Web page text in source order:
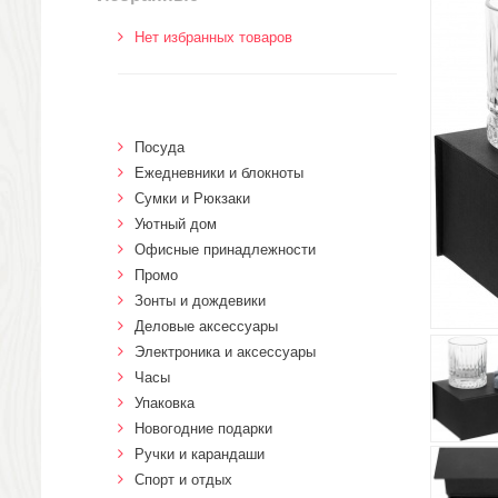
Нет избранных товаров
Посуда
Ежедневники и блокноты
Сумки и Рюкзаки
Уютный дом
Офисные принадлежности
Промо
Зонты и дождевики
Деловые аксессуары
Электроника и аксессуары
Часы
Упаковка
Новогодние подарки
Ручки и карандаши
Спорт и отдых